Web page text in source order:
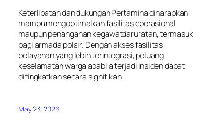
Keterlibatan dan dukungan Pertamina diharapkan
mampu mengoptimalkan fasilitas operasional
maupun penanganan kegawatdaruratan, termasuk
bagi armada polair. Dengan akses fasilitas
pelayanan yang lebih terintegrasi, peluang
keselamatan warga apabila terjadi insiden dapat
ditingkatkan secara signifikan.
May 23, 2026